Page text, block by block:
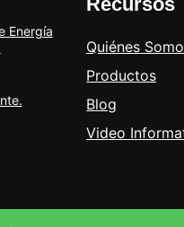
Energía
Quiénes
Productos
Blog
Video